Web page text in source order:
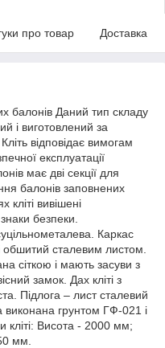
про товар Доставка
балонів Даний тип складу
і виготовлений за
відповідає вимогам
експлуатації
має дві секції для
балонів заповнених
кліті вивішені
безпеки.
Каркас
обшитий сталевим листом.
сіткою і мають засуви з
замок. Дах кліті з
Підлога – лист сталевий
грунтом ГФ-021 і
Висота - 2000 мм;
мм.